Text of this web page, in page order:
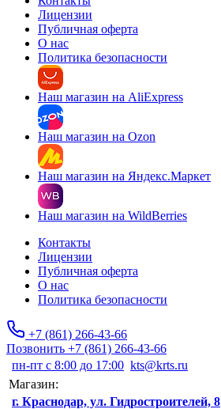
Лицензии
Публичная оферта
О нас
Политика безопасности
Наш магазин на AliExpress
Наш магазин на Ozon
Наш магазин на Яндекс.Маркет
Наш магазин на WildBerries
Контакты
Лицензии
Публичная оферта
О нас
Политика безопасности
+7 (861) 266-43-66
Позвонить +7 (861) 266-43-66
пн-пт с 8:00 до 17:00 kts@krts.ru
Магазин:
г. Краснодар, ул. Гидростроителей, 8